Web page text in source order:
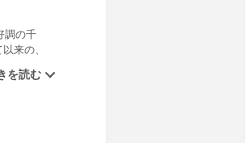
調の千
来の、